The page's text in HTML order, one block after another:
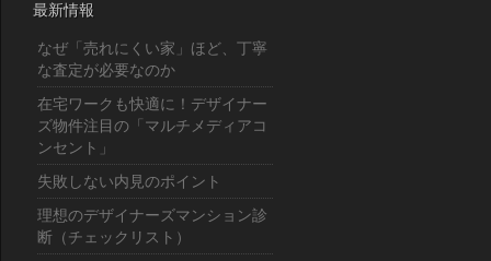
最新情報
なぜ「売れにくい家」ほど、丁寧
な査定が必要なのか
在宅ワークも快適に！デザイナー
ズ物件注目の「マルチメディアコ
ンセント」
失敗しない内見のポイント
理想のデザイナーズマンション診
断（チェックリスト）